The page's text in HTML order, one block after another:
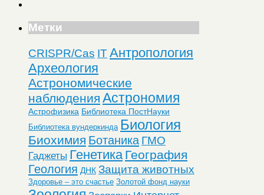
Метки
CRISPR/Cas ITАнтропология
Археология
Астрономические
наблюдения Астрономия
Астрофизика Библиотека ПостНауки
Библиотека вундеркинда Биология
Биохимия Ботаника ГМО
Гаджеты Генетика География
Геология ДНК Защита животных
Здоровье – это счастье Золотой фонд науки